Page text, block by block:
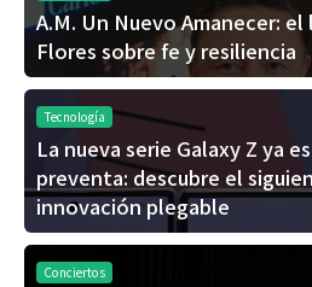
A.M. Un Nuevo Amanecer:
Flores sobre fe y resiliencia
Tecnología
La nueva serie Galaxy Z ya
preventa: descubre el
innovación plegable
Conciertos